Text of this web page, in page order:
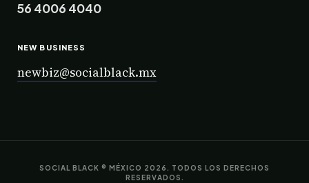
56 4006 4040
NEW BUSINESS
newbiz@socialblack.mx
SOCIAL BLACK ® MÉXICO 2026. TODOS LOS DERECHOS
RESERVADOS.